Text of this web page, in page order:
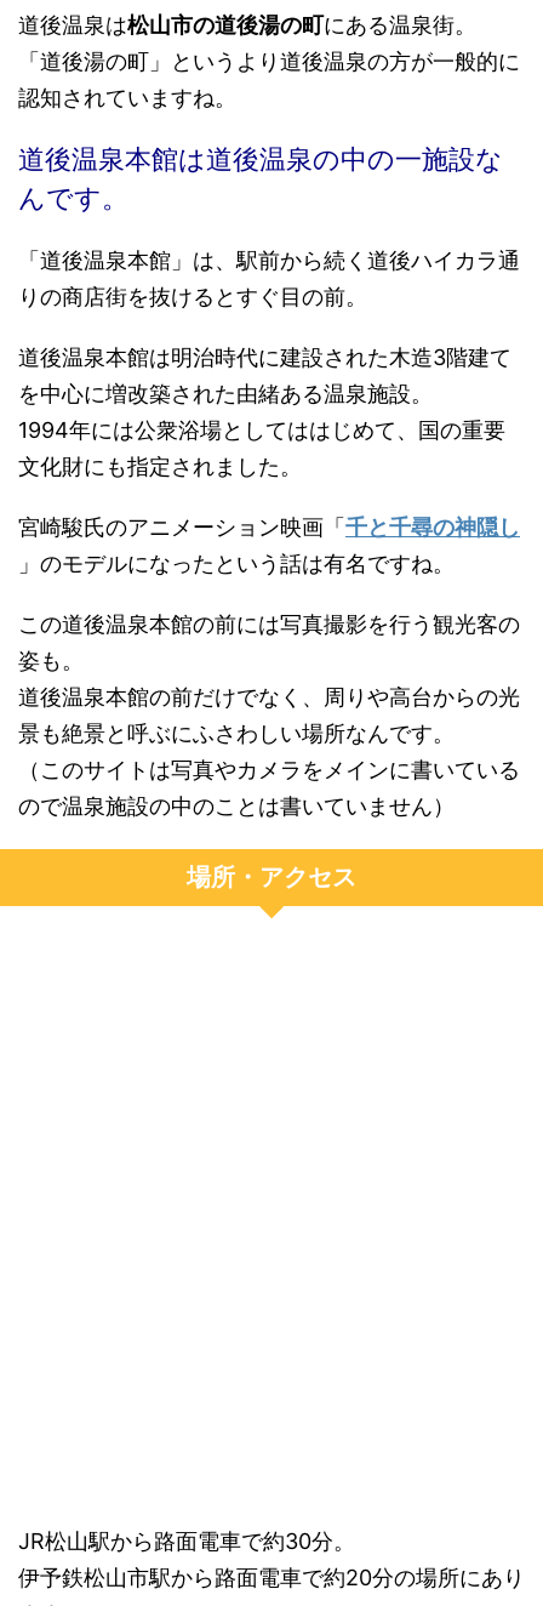
道後温泉は松山市の道後湯の町にある温泉街。
「道後湯の町」というより道後温泉の方が一般的に
認知されていますね。
道後温泉本館は道後温泉の中の一施設な
んです。
「道後温泉本館」は、駅前から続く道後ハイカラ通
りの商店街を抜けるとすぐ目の前。
道後温泉本館は明治時代に建設された木造3階建て
を中心に増改築された由緒ある温泉施設。
1994年には公衆浴場としてははじめて、国の重要
文化財にも指定されました。
宮崎駿氏のアニメーション映画「千と千尋の神隠し
」のモデルになったという話は有名ですね。
この道後温泉本館の前には写真撮影を行う観光客の
姿も。
道後温泉本館の前だけでなく、周りや高台からの光
景も絶景と呼ぶにふさわしい場所なんです。
（このサイトは写真やカメラをメインに書いている
ので温泉施設の中のことは書いていません）
場所・アクセス
JR松山駅から路面電車で約30分。
伊予鉄松山市駅から路面電車で約20分の場所にあり